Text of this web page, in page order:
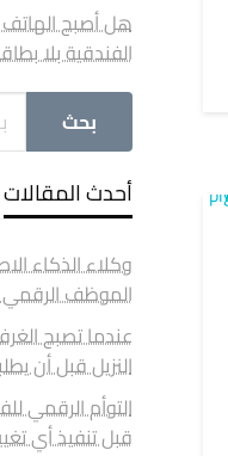
هل أصبح
الفندقية بلا
أحدث المقالات
وكلاء الذكاء
الموظف
عندما تصبح
النزيل قبل أن
التوأم الرقمي
قبل تنفيذ أي